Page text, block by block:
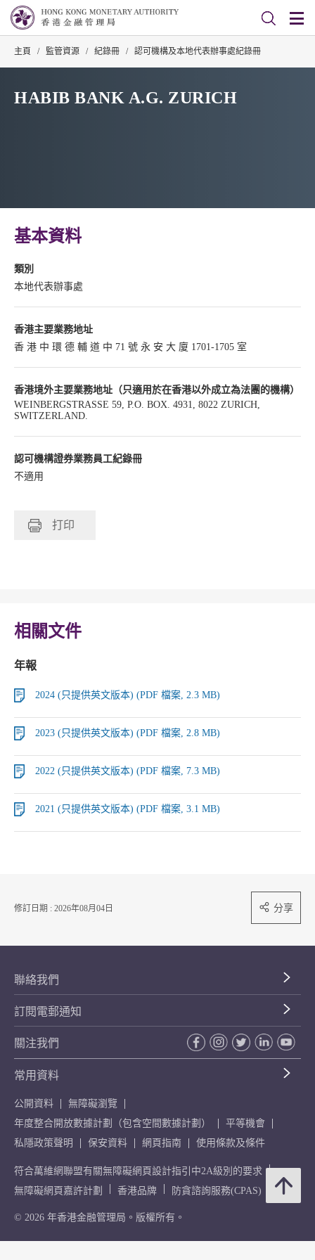
主頁 / 監管資源 / 紀錄冊 / 認可機構及本地代表辦事處紀錄冊
HABIB BANK A.G. ZURICH
基本資料
類別
本地代表辦事處
香港主要業務地址
香 港 中 環 德 輔 道 中 71 號 永 安 大 廈 1701-1705 室
香港境外主要業務地址（只適用於在香港以外成立為法團的機構）
WEINBERGSTRASSE 59, P.O. BOX. 4931, 8022 ZURICH,
SWITZERLAND.
認可機構證券業務員工紀錄冊
不適用
打印
相關文件
年報
2024 (只提供英文版本) (PDF 檔案, 2.3 MB)
2023 (只提供英文版本) (PDF 檔案, 2.8 MB)
2022 (只提供英文版本) (PDF 檔案, 7.3 MB)
2021 (只提供英文版本) (PDF 檔案, 3.1 MB)
修訂日期 : 2026年08月04日 分享
聯絡我們
訂閱電郵通知
關注我們
常用資料
公開資料
無障礙瀏覽
年度整合開放數據計劃（包含空間數據計劃）
平等機會
私隱政策聲明
保安資料 網頁指南 使用條款及條件
符合萬維網聯盟有關無障礙網頁設計指引中2A級別的要求
無障礙網頁嘉許計劃
香港品牌 防貪諮詢服務(CPAS)
© 2026 年香港金融管理局。版權所有。